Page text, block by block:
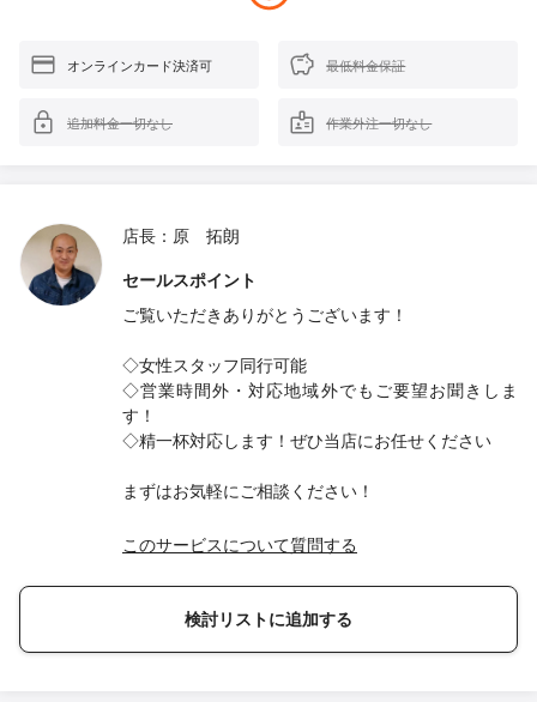
オンラインカード決済可 最低料金保証
追加料金一切なし 作業外注一切なし
店長：原 拓朗
セールスポイント
ご覧いただきありがとうございます！
◇女性スタッフ同行可能
◇営業時間外・対応地域外でもご要望お聞きしま
す！
◇精一杯対応します！ぜひ当店にお任せください
まずはお気軽にご相談ください！
このサービスについて質問する
検討リストに追加する